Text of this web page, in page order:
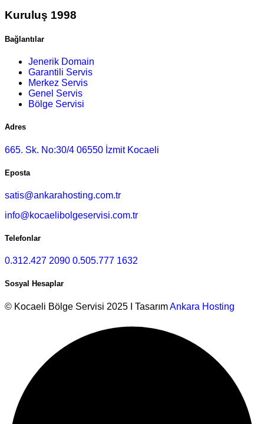
Kuruluş 1998
Bağlantılar
Jenerik Domain
Garantili Servis
Merkez Servis
Genel Servis
Bölge Servisi
Adres
665. Sk. No:30/4 06550 İzmit Kocaeli
Eposta
satis@ankarahosting.com.tr
info@kocaelibolgeservisi.com.tr
Telefonlar
0.312.427 2090 0.505.777 1632
Sosyal Hesaplar
© Kocaeli Bölge Servisi 2025 I TasarımAnkara Hosting